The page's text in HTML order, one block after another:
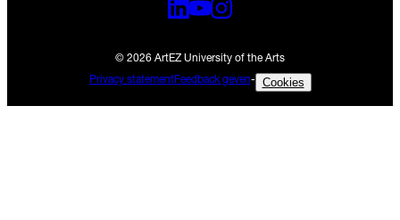
© 2026 ArtEZ University of the Arts
Privacy statementFeedback geven- Cookies